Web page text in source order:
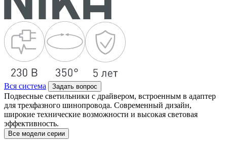
Вся система Задать вопрос
Подвесные светильники с драйвером, встроенным в адаптер
для трехфазного шинопровода. Современный дизайн,
широкие технические возможности и высокая световая
эффективность.
Все модели серии